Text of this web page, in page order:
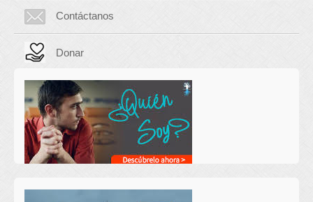
Contáctanos
Donar